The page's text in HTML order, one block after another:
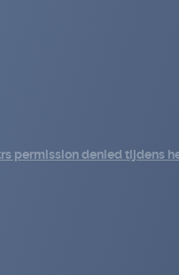
permission denied tijdens